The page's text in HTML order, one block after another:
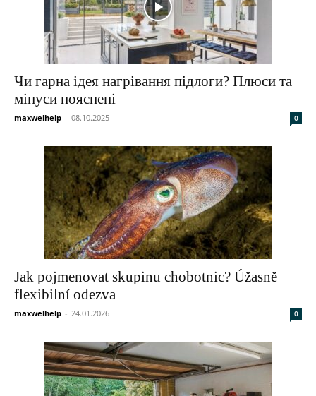
Чи гарна ідея нагрівання підлоги? Плюси та
мінуси пояснені
maxwelhelp - 08.10.2025 0
Jak pojmenovat skupinu chobotnic? Úžasně
flexibilní odezva
maxwelhelp - 24.01.2026 0